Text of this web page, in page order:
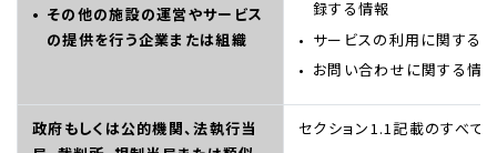
その他の施設の運営やサービス
の提供を行う企業または組織
録する情報
サービスの利用に関する
お問い合わせに関する情
政府もしくは公的機関、法執行当
セクション1.1記載のすべて